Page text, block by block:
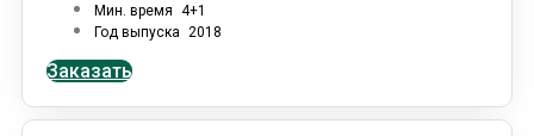
Мин. время 4+1
Год выпуска 2018
Заказать